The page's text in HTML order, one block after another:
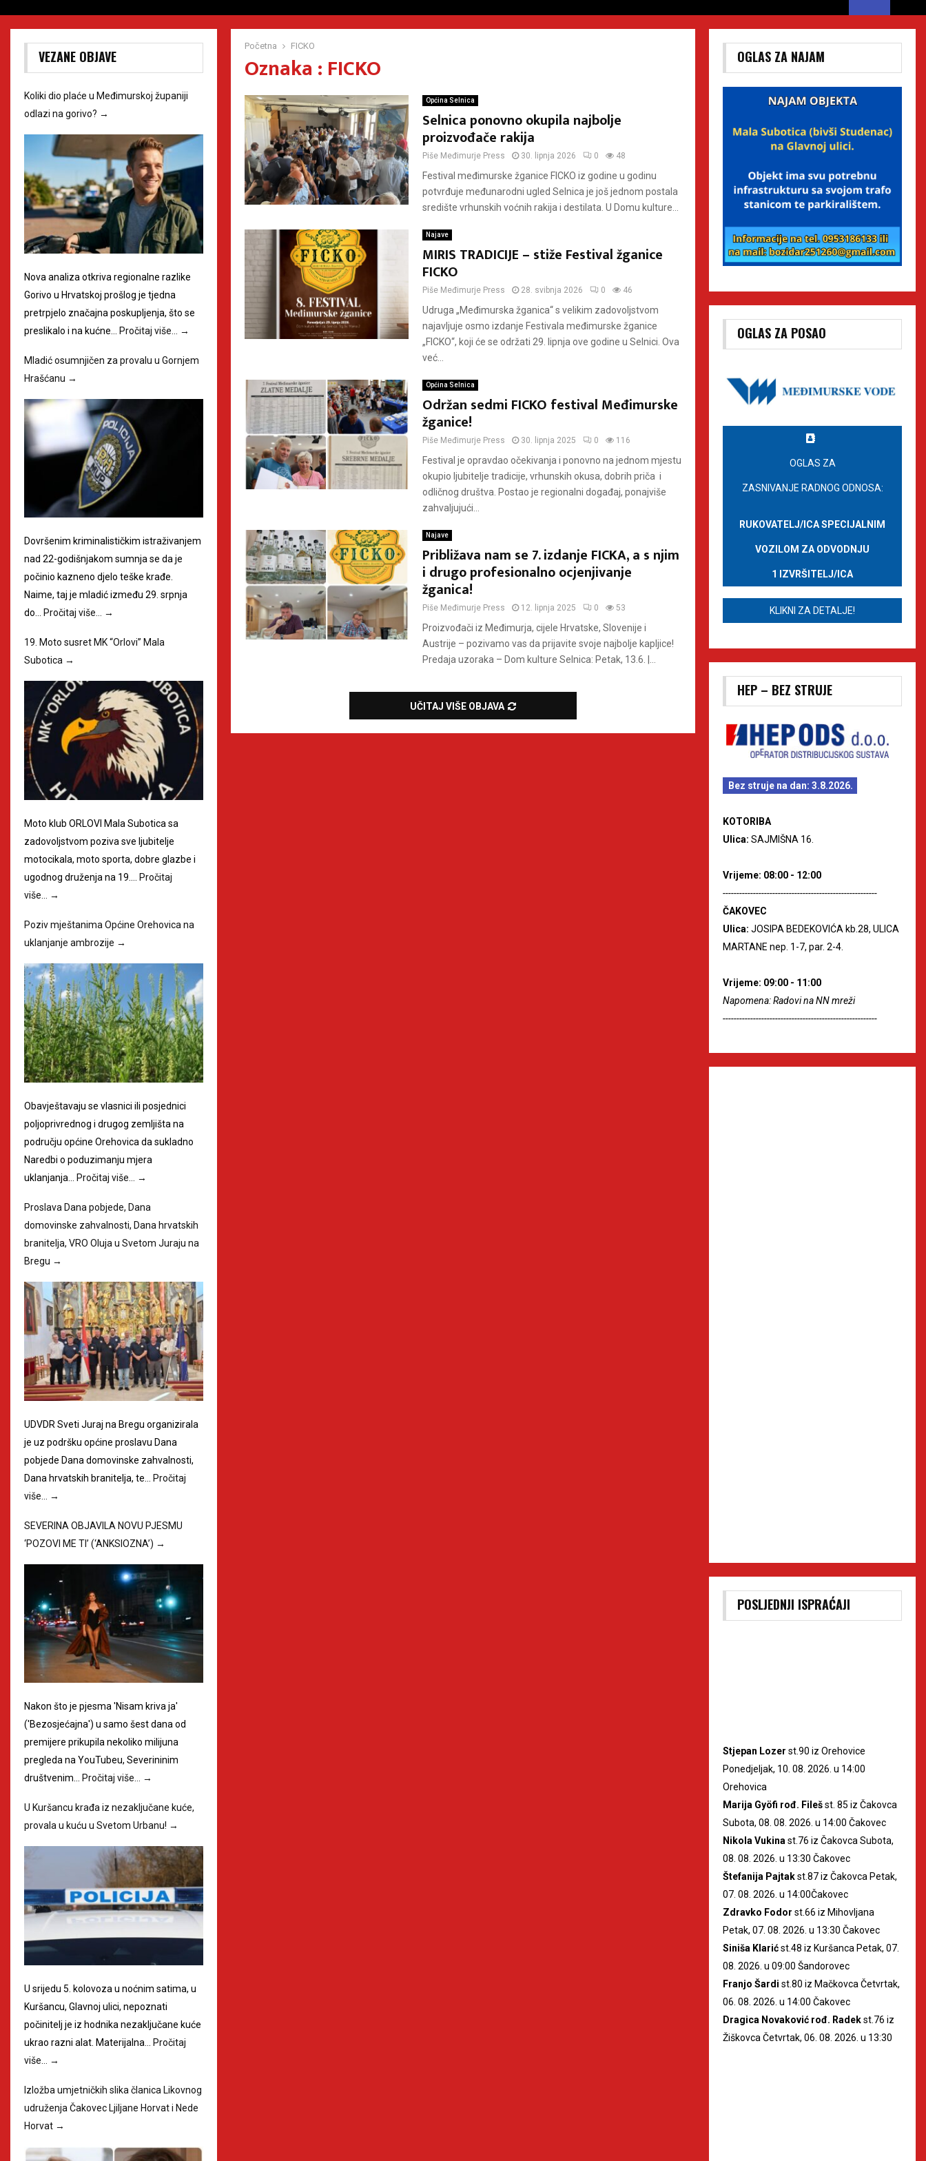
Početna FICKO
Oznaka : FICKO
Općina Selnica
Selnica ponovno okupila najbolje
proizvođače rakija
Piše Međimurje Press 30. lipnja 2026 0 48
Festival međimurske žganice FICKO iz godine u godinu
potvrđuje međunarodni ugled Selnica je još jednom postala
središte vrhunskih voćnih rakija i destilata. U Domu kulture...
Najave
MIRIS TRADICIJE – stiže Festival žganice
FICKO
Piše Međimurje Press 28. svibnja 2026 0 46
Udruga „Međimurska žganica“ s velikim zadovoljstvom
najavljuje osmo izdanje Festivala međimurske žganice
„FICKO“, koji će se održati 29. lipnja ove godine u Selnici. Ova
već...
Općina Selnica
Održan sedmi FICKO festival Međimurske
žganice!
Piše Međimurje Press 30. lipnja 2025 0 116
Festival je opravdao očekivanja i ponovno na jednom mjestu
okupio ljubitelje tradicije, vrhunskih okusa, dobrih priča i
odličnog društva. Postao je regionalni događaj, ponajviše
zahvaljujući...
Najave
Približava nam se 7. izdanje FICKA, a s njim
i drugo profesionalno ocjenjivanje
žganica!
Piše Međimurje Press 12. lipnja 2025 0 53
Proizvođači iz Međimurja, cijele Hrvatske, Slovenije i
Austrije – pozivamo vas da prijavite svoje najbolje kapljice!
Predaja uzoraka – Dom kulture Selnica: Petak, 13.6. |...
UČITAJ VIŠE OBJAVA
VEZANE OBJAVE
Koliki dio plaće u Međimurskoj županiji
odlazi na gorivo? →
Nova analiza otkriva regionalne razlike
Gorivo u Hrvatskoj prošlog je tjedna
pretrpjelo značajna poskupljenja, što se
preslikalo i na kućne…
Pročitaj više… →
Mladić osumnjičen za provalu u Gornjem
Hrašćanu →
Dovršenim kriminalističkim istraživanjem
nad 22-godišnjakom sumnja se da je
počinio kazneno djelo teške krađe.
Naime, taj je mladić između 29. srpnja
do… Pročitaj više… →
19. Moto susret MK “Orlovi” Mala
Subotica →
Moto klub ORLOVI Mala Subotica sa
zadovoljstvom poziva sve ljubitelje
motocikala, moto sporta, dobre glazbe i
ugodnog druženja na 19.…
Pročitaj
više…
→
Poziv mještanima Općine Orehovica na
uklanjanje ambrozije →
Obavještavaju se vlasnici ili posjednici
poljoprivrednog i drugog zemljišta na
području općine Orehovica da sukladno
Naredbi o poduzimanju mjera
uklanjanja…
Pročitaj više… →
Proslava Dana pobjede, Dana
domovinske zahvalnosti, Dana hrvatskih
branitelja, VRO Oluja u Svetom Juraju na
Bregu →
UDVDR Sveti Juraj na Bregu organizirala
je uz podršku općine proslavu Dana
pobjede Dana domovinske zahvalnosti,
Dana hrvatskih branitelja, te… Pročitaj
više…
→
SEVERINA OBJAVILA NOVU PJESMU
‘POZOVI ME TI’ (‘ANKSIOZNA’) →
Nakon što je pjesma 'Nisam kriva ja'
('Bezosjećajna') u samo šest dana od
premijere prikupila nekoliko milijuna
pregleda na YouTubeu, Severininim
društvenim… Pročitaj više… →
U Kuršancu krađa iz nezaključane kuće,
provala u kuću u Svetom Urbanu! →
U srijedu 5. kolovoza u noćnim satima, u
Kuršancu, Glavnoj ulici, nepoznati
počinitelj je iz hodnika nezaključane kuće
ukrao razni alat. Materijalna…
Pročitaj
više…
→
Izložba umjetničkih slika članica Likovnog
udruženja Čakovec Ljiljane Horvat i Nede
Horvat →
OGLAS ZA NAJAM
OGLAS ZA POSAO
OGLAS ZA
ZASNIVANJE RADNOG ODNOSA:
RUKOVATELJ/ICA SPECIJALNIM
VOZILOM ZA ODVODNJU
1 IZVRŠITELJ/ICA
KLIKNI ZA DETALJE!
HEP – BEZ STRUJE
Bez struje na dan: 3.8.2026.
KOTORIBA
Ulica: SAJMIŠNA 16.
Vrijeme: 08:00 - 12:00
--------------------------------------------------------
ČAKOVEC
Ulica: JOSIPA BEDEKOVIĆA kb.28, ULICA
MARTANE nep. 1-7, par. 2-4.
Vrijeme: 09:00 - 11:00
Napomena: Radovi na NN mreži
--------------------------------------------------------
POSLJEDNJI ISPRAĆAJI
Stjepan Lozer st.90 iz Orehovice
Ponedjeljak, 10. 08. 2026. u 14:00
Orehovica
Marija Gyöfi rođ. Filešst. 85 iz Čakovca
Subota, 08. 08. 2026. u 14:00 Čakovec
Nikola Vukina st.76 iz Čakovca Subota,
08. 08. 2026. u 13:30 Čakovec
Štefanija Pajtakst.87 iz Čakovca Petak,
07. 08. 2026. u 14:00Čakovec
Zdravko Fodor st.66 iz Mihovljana
Petak, 07. 08. 2026. u 13:30 Čakovec
Siniša Klarićst.48 iz Kuršanca Petak, 07.
08. 2026. u 09:00 Šandorovec
Franjo Šardi st.80 iz Mačkovca Četvrtak,
06. 08. 2026. u 14:00 Čakovec
Dragica Novaković rođ. Radekst.76 iz
Žiškovca Četvrtak, 06. 08. 2026. u 13:30